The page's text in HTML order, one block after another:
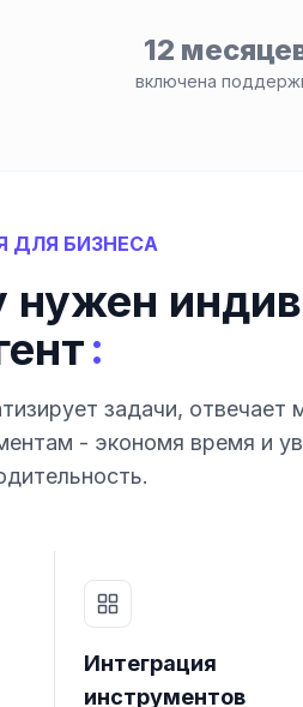
12
включена
ДЛЯ БИЗНЕСА
:
задачи, отвечает
- экономя время и
Интеграция
инструментов